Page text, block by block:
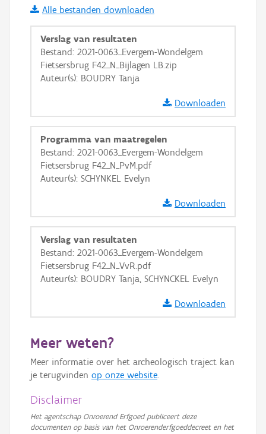
i
+ −
Basis Lagen
OSM-Basiskaart
GRB-Basiskaart
GRB-Basiskaart in grijswaarden
Alle bestanden downloaden
Verslag van resultaten
Bestand: 2021-0063_Evergem-Wondelgem
Fietsersbrug F42_N_Bijlagen LB.zip
Auteur(s): BOUDRY Tanja
Downloaden
Programma van maatregelen
Bestand: 2021-0063_Evergem-Wondelgem
Fietsersbrug F42_N_PvM.pdf
Auteur(s): SCHYNKEL Evelyn
Downloaden
Verslag van resultaten
Bestand: 2021-0063_Evergem-Wondelgem
Fietsersbrug F42_N_VvR.pdf
Auteur(s): BOUDRY Tanja, SCHYNCKEL Evelyn
Downloaden
Meer weten?
Meer informatie over het archeologisch traject kan
je terugvinden op onze website.
Disclaimer
Het agentschap Onroerend Erfgoed publiceert deze
documenten op basis van het Onroerenderfgoeddecreet en het